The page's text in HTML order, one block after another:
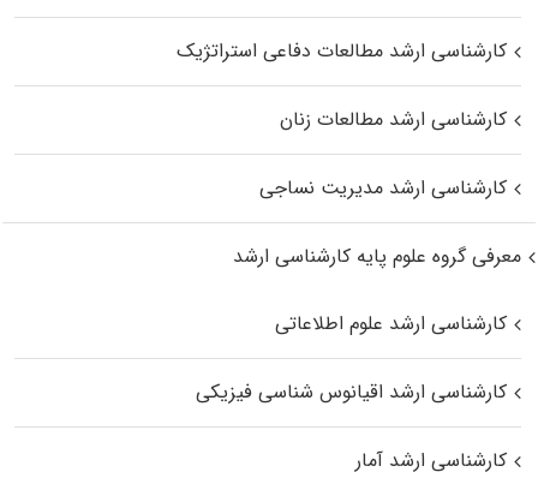
کارشناسی ارشد مطالعات دفاعی استراتژیک
کارشناسی ارشد مطالعات زنان
کارشناسی ارشد مدیریت نساجی
معرفی گروه علوم پایه کارشناسی ارشد
کارشناسی ارشد علوم اطلاعاتی
کارشناسی ارشد اقیانوس‌ شناسی فیزیکی
کارشناسی ارشد آمار